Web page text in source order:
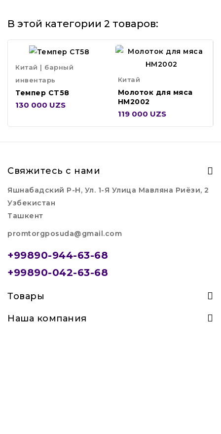
В этой категории 2 товаров:
Китай | барный
инвентарь
Темпер CT58
130 000 UZS
Китай
Молоток для мяса
HM2002
119 000 UZS
Свяжитесь с нами
Яшнабадский Р-Н, Ул. 1-Я Улица Мавляна Риёзи, 2
Узбекистан
Ташкент
promtorgposuda@gmail.com
+99890-944-63-68
+99890-042-63-68
Товары
Наша компания